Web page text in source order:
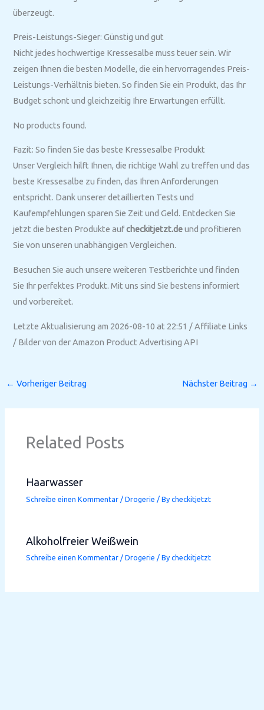
überzeugt.
Preis-Leistungs-Sieger: Günstig und gut
Nicht jedes hochwertige Kressesalbe muss teuer sein. Wir
zeigen Ihnen die besten Modelle, die ein hervorragendes Preis-
Leistungs-Verhältnis bieten. So finden Sie ein Produkt, das Ihr
Budget schont und gleichzeitig Ihre Erwartungen erfüllt.
No products found.
Fazit: So finden Sie das beste Kressesalbe Produkt
Unser Vergleich hilft Ihnen, die richtige Wahl zu treffen und das
beste Kressesalbe zu finden, das Ihren Anforderungen
entspricht. Dank unserer detaillierten Tests und
Kaufempfehlungen sparen Sie Zeit und Geld. Entdecken Sie
jetzt die besten Produkte aufcheckitjetzt.deund profitieren
Sie von unseren unabhängigen Vergleichen.
Besuchen Sie auch unsere weiteren Testberichte und finden
Sie Ihr perfektes Produkt. Mit uns sind Sie bestens informiert
und vorbereitet.
Letzte Aktualisierung am 2026-08-10 at 22:51 / Affiliate Links
/ Bilder von der Amazon Product Advertising API
← Vorheriger Beitrag Nächster Beitrag →
Related Posts
Haarwasser
Schreibe einen Kommentar /Drogerie / Bycheckitjetzt
Alkoholfreier Weißwein
Schreibe einen Kommentar /Drogerie / Bycheckitjetzt